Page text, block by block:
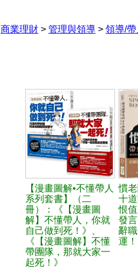
商業理財 > 管理與領導 > 領導/帶
【漫畫圖解•不懂帶人
系列套書】（二
冊）：《【漫畫圖
解】不懂帶人，你就
自己做到死！》、
《【漫畫圖解】不懂
帶團隊，那就大家一
起死！》
慣
十
恨
發
辭
運！